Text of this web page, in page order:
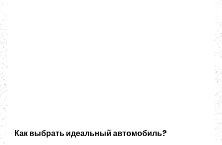
Как выбрать идеальный автомобиль?